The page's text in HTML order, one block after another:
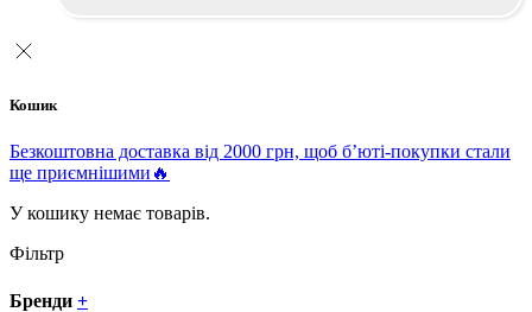
Кошик
Безкоштовна доставка від 2000 грн, щоб б’юті-покупки стали
ще приємнішими🔥
У кошику немає товарів.
Фільтр
Бренди +